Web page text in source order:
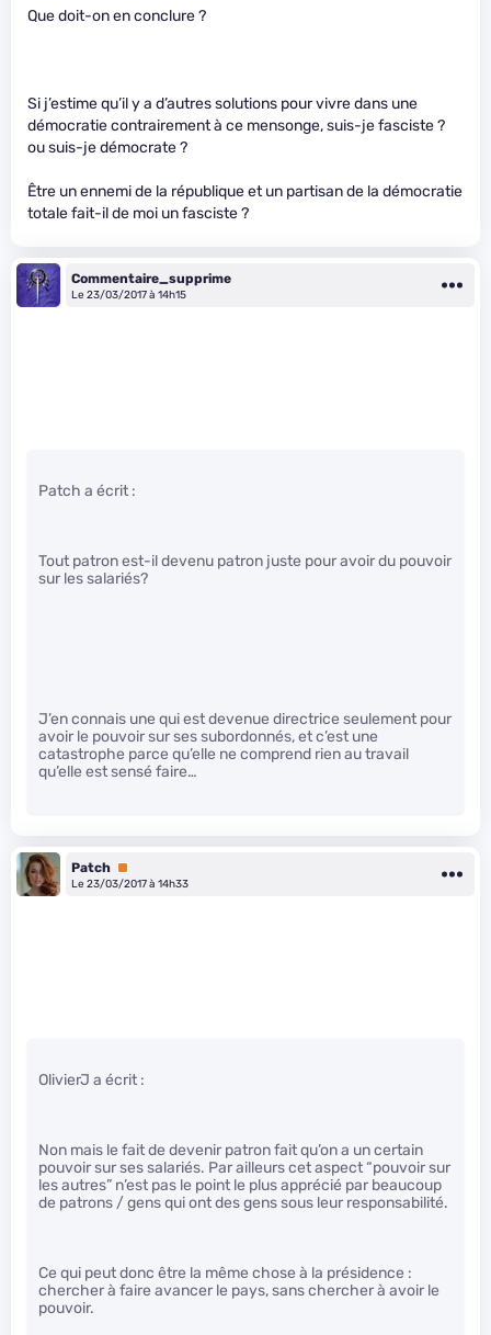
Que doit-on en conclure ?
Si j’estime qu’il y a d’autres solutions pour vivre dans une
démocratie contrairement à ce mensonge, suis-je fasciste ?
ou suis-je démocrate ?
Être un ennemi de la république et un partisan de la démocratie
totale fait-il de moi un fasciste ?
Commentaire_supprime
Le 23/03/2017 à 14h15
Patch a écrit :
Tout patron est-il devenu patron juste pour avoir du pouvoir
sur les salariés?
J’en connais une qui est devenue directrice seulement pour
avoir le pouvoir sur ses subordonnés, et c’est une
catastrophe parce qu’elle ne comprend rien au travail
qu’elle est sensé faire…
Patch Premium
Le 23/03/2017 à 14h33
OlivierJ a écrit :
Non mais le fait de devenir patron fait qu’on a un certain
pouvoir sur ses salariés. Par ailleurs cet aspect “pouvoir sur
les autres” n’est pas le point le plus apprécié par beaucoup
de patrons / gens qui ont des gens sous leur responsabilité.
Ce qui peut donc être la même chose à la présidence :
chercher à faire avancer le pays, sans chercher à avoir le
pouvoir.